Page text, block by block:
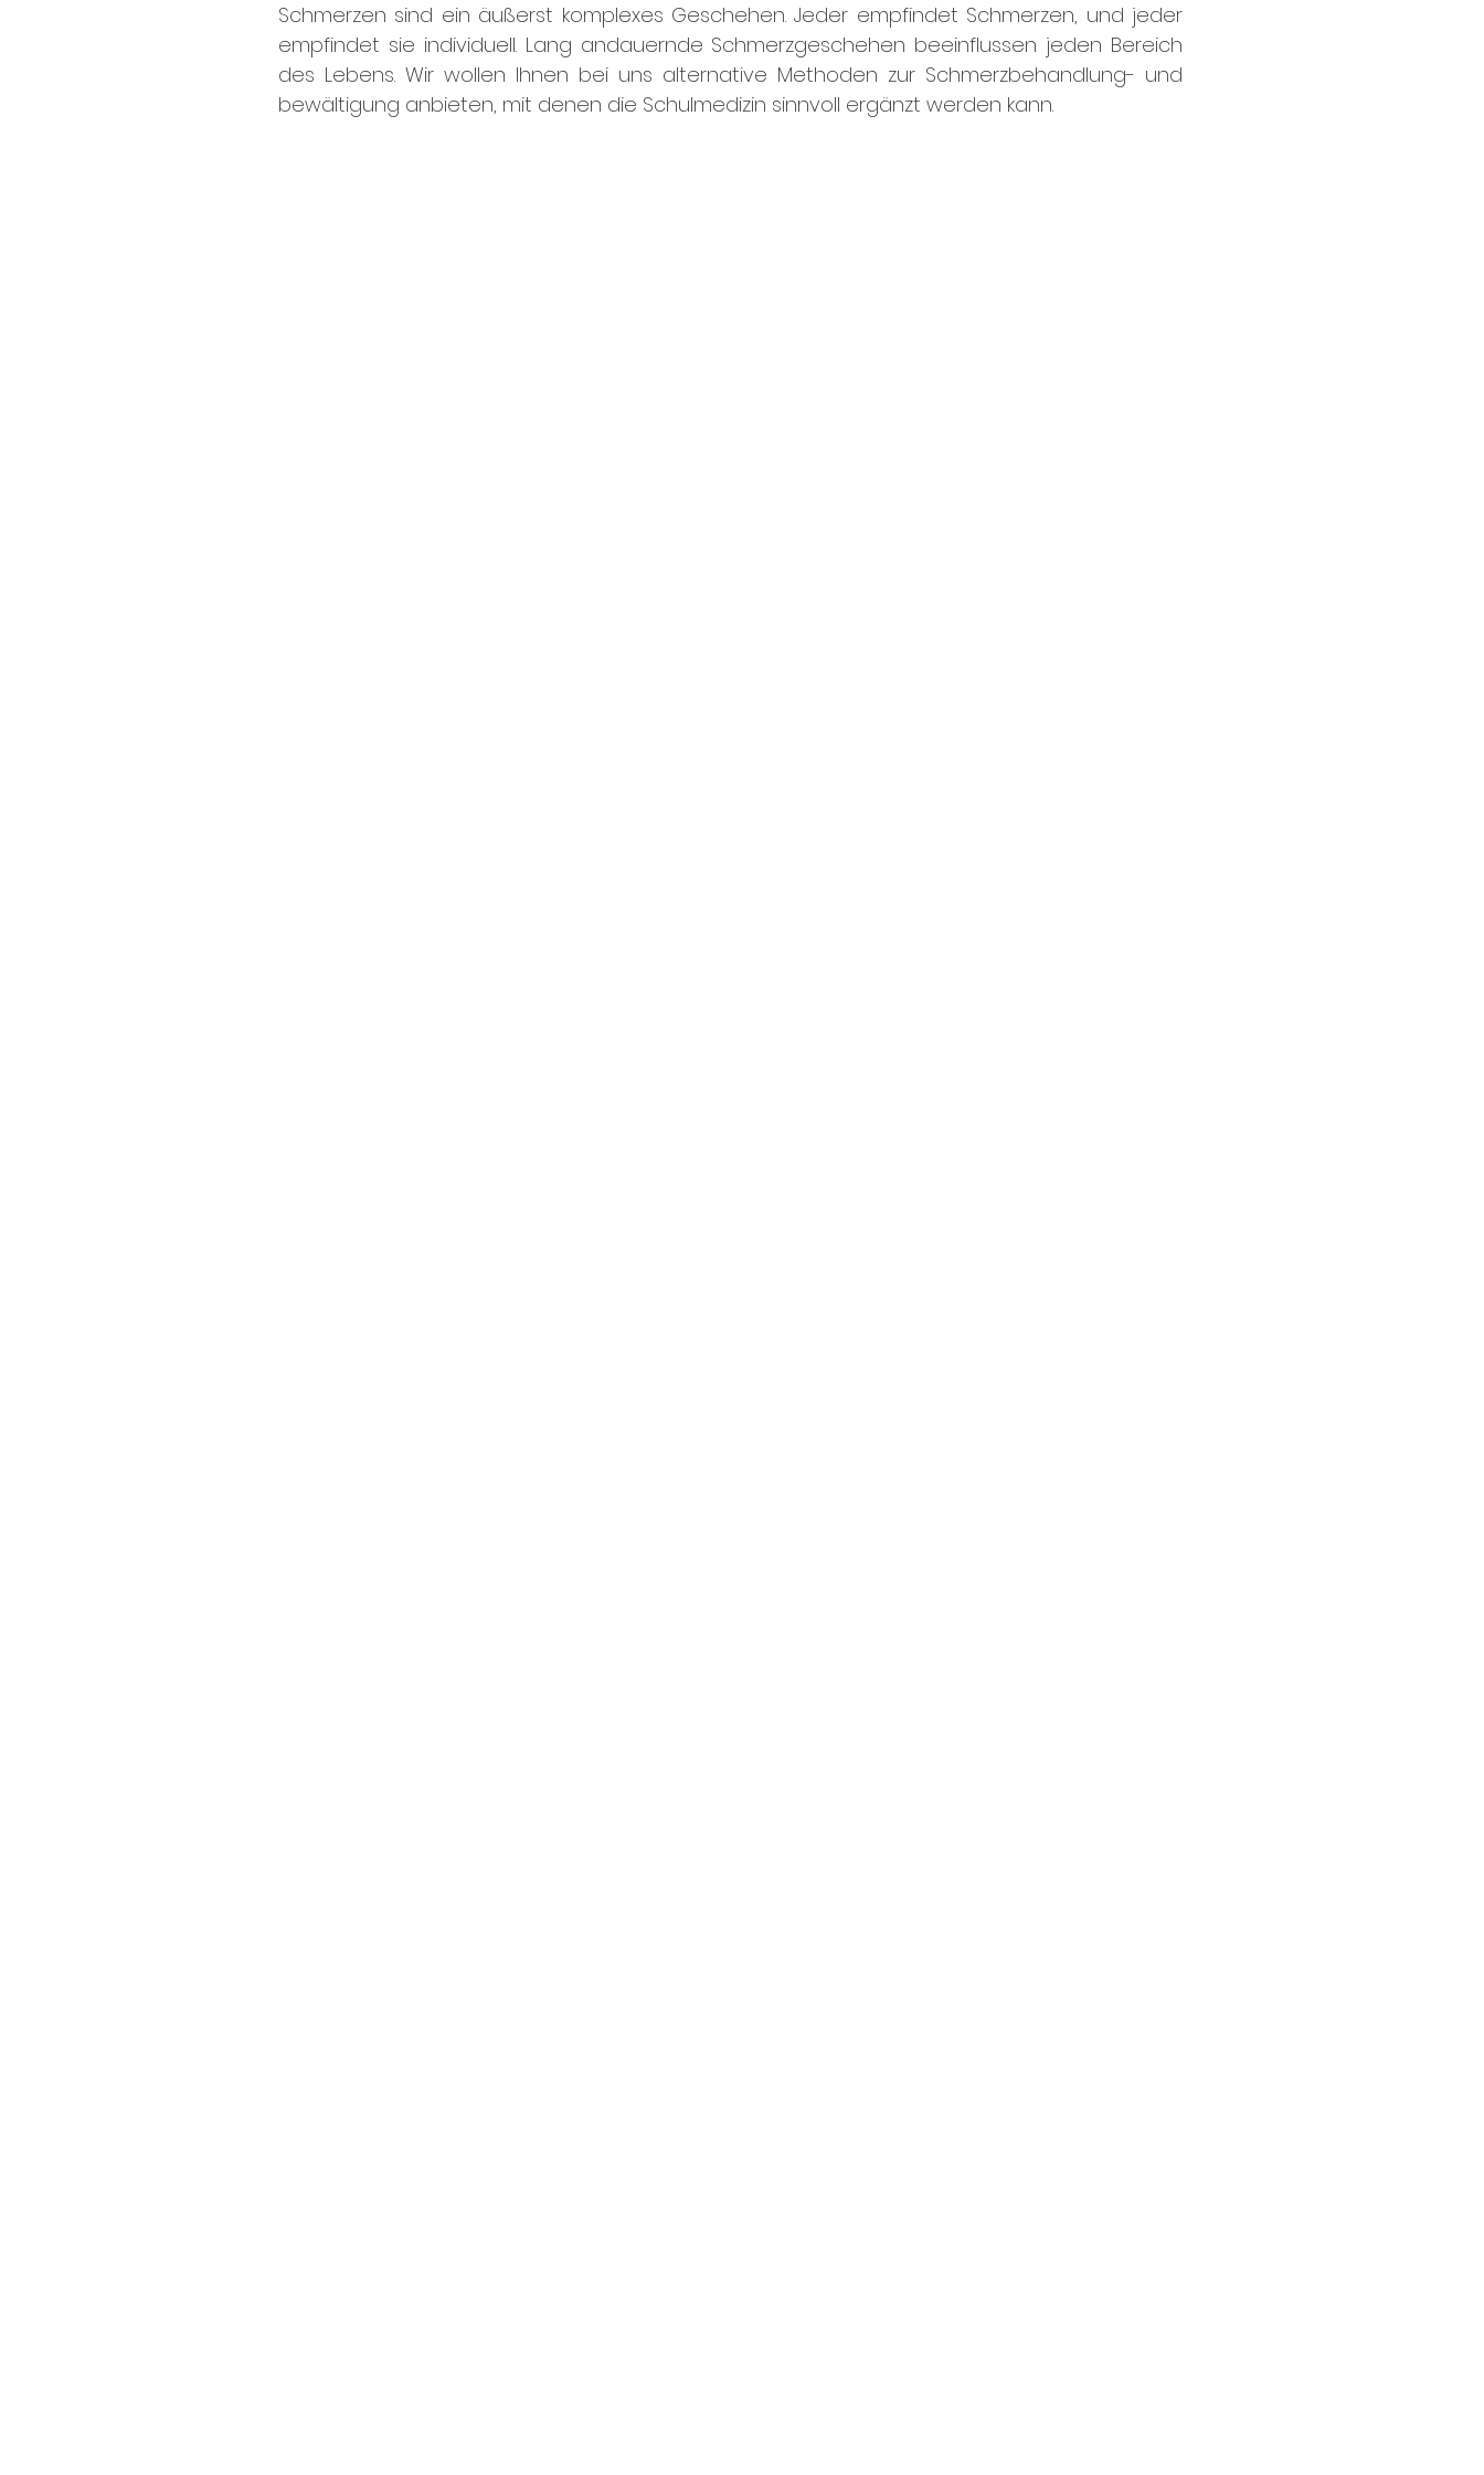
Schmerzen sind ein äußerst komplexes Geschehen. Jeder empfindet Schmerzen, und jeder
empfindet sie individuell. Lang andauernde Schmerzgeschehen beeinflussen jeden Bereich
des Lebens. Wir wollen Ihnen bei uns alternative Methoden zur Schmerzbehandlung- und
bewältigung anbieten, mit denen die Schulmedizin sinnvoll ergänzt werden kann.